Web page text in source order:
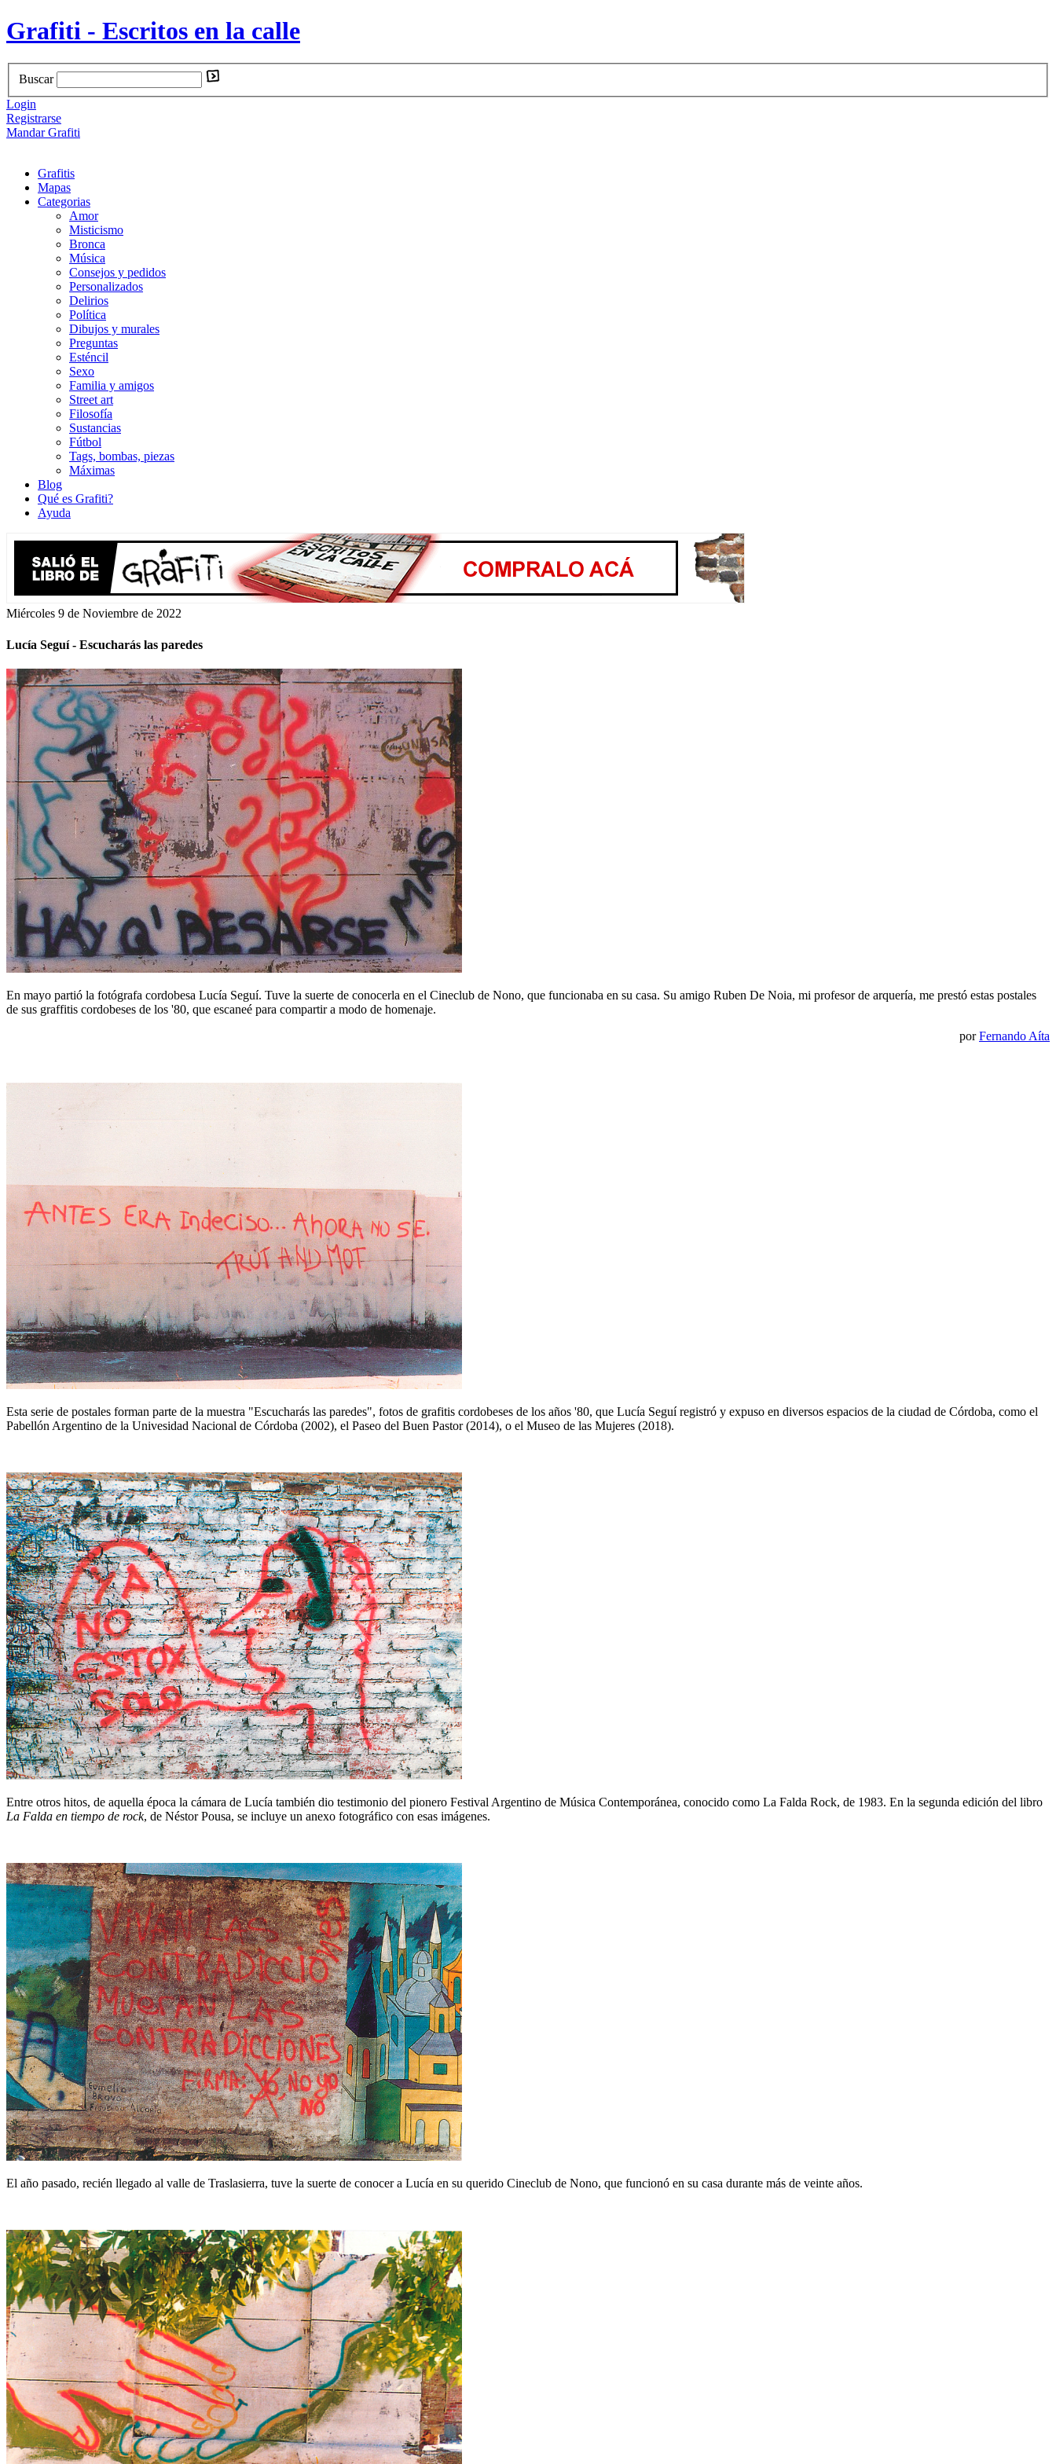
Grafiti - Escritos en la calle
Buscar
Login
Registrarse
Mandar Grafiti
Grafitis
Mapas
Categorias
Amor
Misticismo
Bronca
Música
Consejos y pedidos
Personalizados
Delirios
Política
Dibujos y murales
Preguntas
Esténcil
Sexo
Familia y amigos
Street art
Filosofía
Sustancias
Fútbol
Tags, bombas, piezas
Máximas
Blog
Qué es Grafiti?
Ayuda
Miércoles 9 de Noviembre de 2022
Lucía Seguí - Escucharás las paredes
En mayo partió la fotógrafa cordobesa Lucía Seguí. Tuve la suerte de conocerla en el Cineclub de Nono, que funcionaba en su casa. Su amigo Ruben De Noia, mi profesor de arquería, me prestó estas postales
de sus graffitis cordobeses de los '80, que escaneé para compartir a modo de homenaje.
porFernando Aíta
Esta serie de postales forman parte de la muestra "Escucharás las paredes", fotos de grafitis cordobeses de los años '80, que Lucía Seguí registró y expuso en diversos espacios de la ciudad de Córdoba, como el
Pabellón Argentino de la Univesidad Nacional de Córdoba (2002), el Paseo del Buen Pastor (2014), o el Museo de las Mujeres (2018).
Entre otros hitos, de aquella época la cámara de Lucía también dio testimonio del pionero Festival Argentino de Música Contemporánea, conocido como La Falda Rock, de 1983. En la segunda edición del libro
La Falda en tiempo de rock, de Néstor Pousa, se incluye un anexo fotográfico con esas imágenes.
El año pasado, recién llegado al valle de Traslasierra, tuve la suerte de conocer a Lucía en su querido Cineclub de Nono, que funcionó en su casa durante más de veinte años.